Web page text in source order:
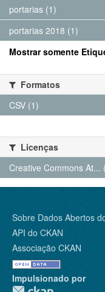
portarias (1)
portarias 2018 (1)
Mostrar somente
Formatos
CSV (1)
Licenças
Creative Commons At...
Sobre Dados Abertos
API do CKAN
Associação CKAN
Impulsionado por